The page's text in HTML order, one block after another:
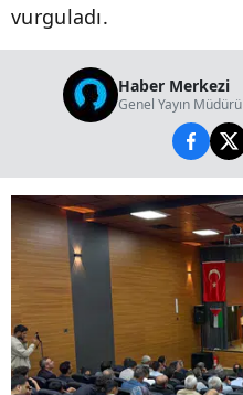
vurguladı.
Haber Merkezi
Genel Yayın Müdürü